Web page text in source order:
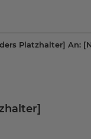
Platzhalter] An: